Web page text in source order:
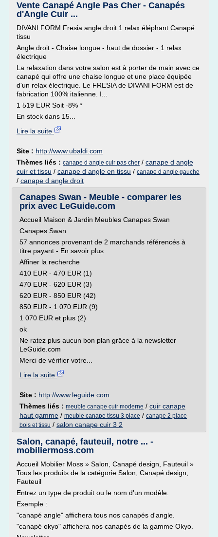
Vente Canapé Angle Pas Cher - Canapés
d'Angle Cuir ...
DIVANI FORM Fresia angle droit 1 relax éléphant Canapé
tissu
Angle droit - Chaise longue - haut de dossier - 1 relax
électrique
La relaxation dans votre salon est à porter de main avec ce
canapé qui offre une chaise longue et une place équipée
d'un relax électrique. Le FRESIA de DIVANI FORM est de
fabrication 100% italienne. I...
1 519 EUR Soit -8% *
En stock dans 15...
Lire la suite
Site : http://www.ubaldi.com
Thèmes liés : canape d angle cuir pas cher / canape d angle
cuir et tissu / canape d angle en tissu / canape d angle gauche
/ canape d angle droit
Canapes Swan - Meuble - comparer les
prix avec LeGuide.com
Accueil Maison & Jardin Meubles Canapes Swan
Canapes Swan
57 annonces provenant de 2 marchands référencés à
titre payant - En savoir plus
Affiner la recherche
410 EUR - 470 EUR (1)
470 EUR - 620 EUR (3)
620 EUR - 850 EUR (42)
850 EUR - 1 070 EUR (9)
1 070 EUR et plus (2)
ok
Ne ratez plus aucun bon plan grâce à la newsletter
LeGuide.com
Merci de vérifier votre...
Lire la suite
Site : http://www.leguide.com
Thèmes liés : meuble canape cuir moderne / cuir canape
haut gamme / meuble canape tissu 3 place / canape 2 place
bois et tissu / salon canape cuir 3 2
Salon, canapé, fauteuil, notre ... -
mobiliermoss.com
Accueil Mobilier Moss » Salon, Canapé design, Fauteuil »
Tous les produits de la catégorie Salon, Canapé design,
Fauteuil
Entrez un type de produit ou le nom d'un modèle.
Exemple :
"canapé angle" affichera tous nos canapés d'angle.
"canapé okyo" affichera nos canapés de la gamme Okyo.